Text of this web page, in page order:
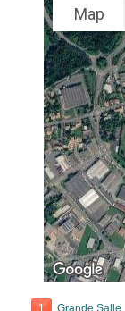
Map
1 Grande Salle